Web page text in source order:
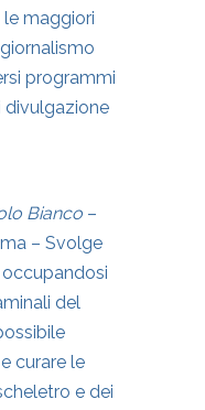
maggiori
programmi
divulgazione
Bianco –
– Svolge
occupandosi
del
curare le
e dei